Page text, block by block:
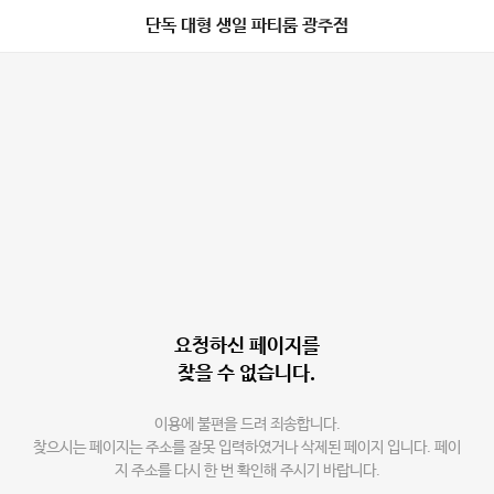
단독 대형 생일 파티룸 광주점
요청하신 페이지를
찾을 수 없습니다.
이용에 불편을 드려 죄송합니다.
찾으시는 페이지는 주소를 잘못 입력하였거나 삭제된 페이지 입니다. 페이
지 주소를 다시 한 번 확인해 주시기 바랍니다.